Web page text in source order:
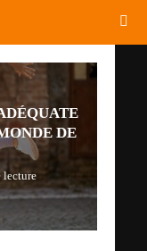
DE
lecture